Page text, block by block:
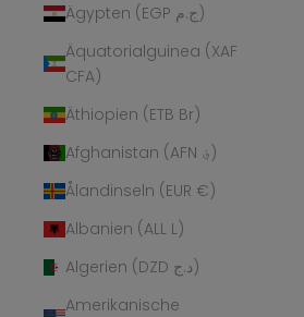
Ägypten (EGP ج.م)
Äquatorialguinea (XAF
CFA)
Äthiopien (ETB Br)
Afghanistan (AFN ؋)
Ålandinseln (EUR €)
Albanien (ALL L)
Algerien (DZD د.ج)
Amerikanische